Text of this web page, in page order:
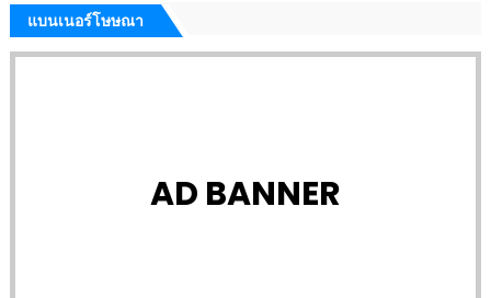
แบนเนอร์โษษณา
AD BANNER